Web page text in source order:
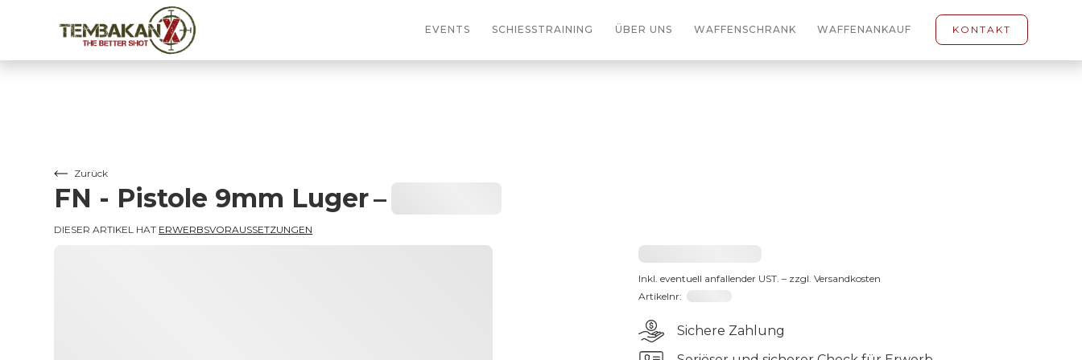
EVENTS SCHIESSTRAINING ÜBER UNS WAFFENSCHRANK WAFFENANKAUF KONTAKT
Zurück
FN - Pistole 9mm Luger–
DIESER ARTIKEL HAT ERWERBSVORAUSSETZUNGEN
2031,23 €
Inkl. eventuell anfallender UST. – zzgl. Versandkosten
Artikelnr: 191066-65
Sichere Zahlung